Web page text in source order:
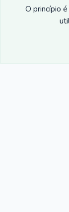
O princípio